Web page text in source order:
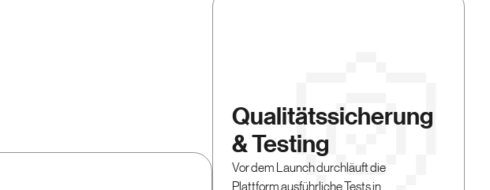
Qualitätssicherung
& Testing
Vor dem Launch durchläuft die
Plattform ausführliche Tests in